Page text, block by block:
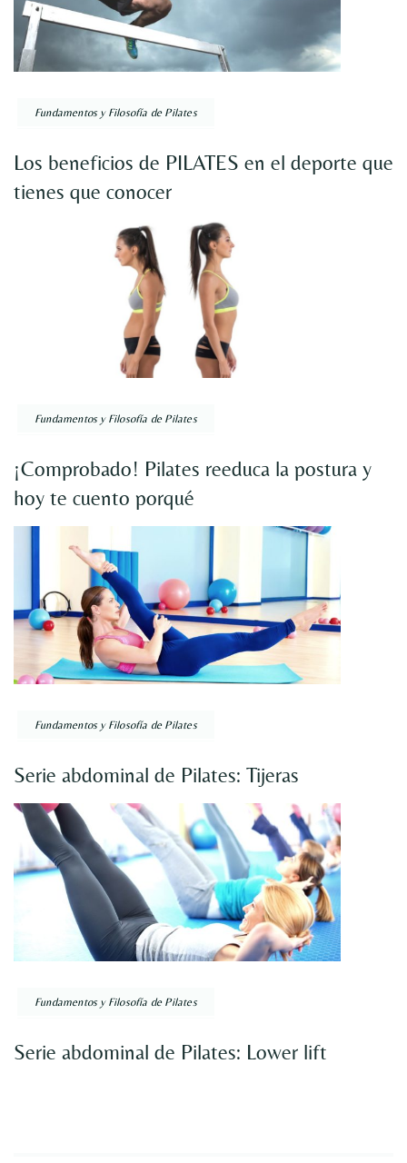
Fundamentos y Filosofía de Pilates
Los beneficios de PILATES en el deporte que
tienes que conocer
Fundamentos y Filosofía de Pilates
¡Comprobado! Pilates reeduca la postura y
hoy te cuento porqué
Fundamentos y Filosofía de Pilates
Serie abdominal de Pilates: Tijeras
Fundamentos y Filosofía de Pilates
Serie abdominal de Pilates: Lower lift